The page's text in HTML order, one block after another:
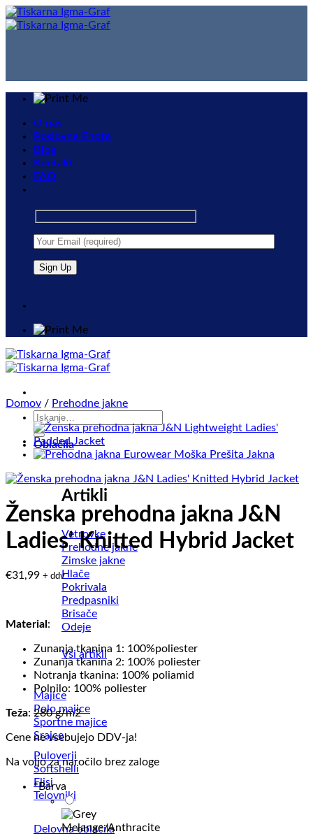
Skip
to
O nas
Poslovne Enote
Blog
Kontakt
FAQ
Išči:
Oblačila
Artikli
Vetrovke
Prehodne jakne
Zimske jakne
Hlače
Pokrivala
Predpasniki
Brisače
Odeje
Vsi artikli
Majice
Polo majice
Športne majice
Srajce
Puloverji
Softshelli
Flisi
Telovniki
Delovna oblačila
Domov / Prehodne jakne
Ženska prehodna jakna J&N
Ladies’ Knitted Hybrid Jacket
€31,99 + ddv
Material :
Zunanja tkanina 1: 100%poliester
Zunanja tkanina 2: 100% poliester
Notranja tkanina: 100% poliamid
Polnilo: 100% poliester
Teža: 280 g/m2
Cene ne vsebujejo DDV-ja!
Na voljo za naročilo brez zaloge
*Barva